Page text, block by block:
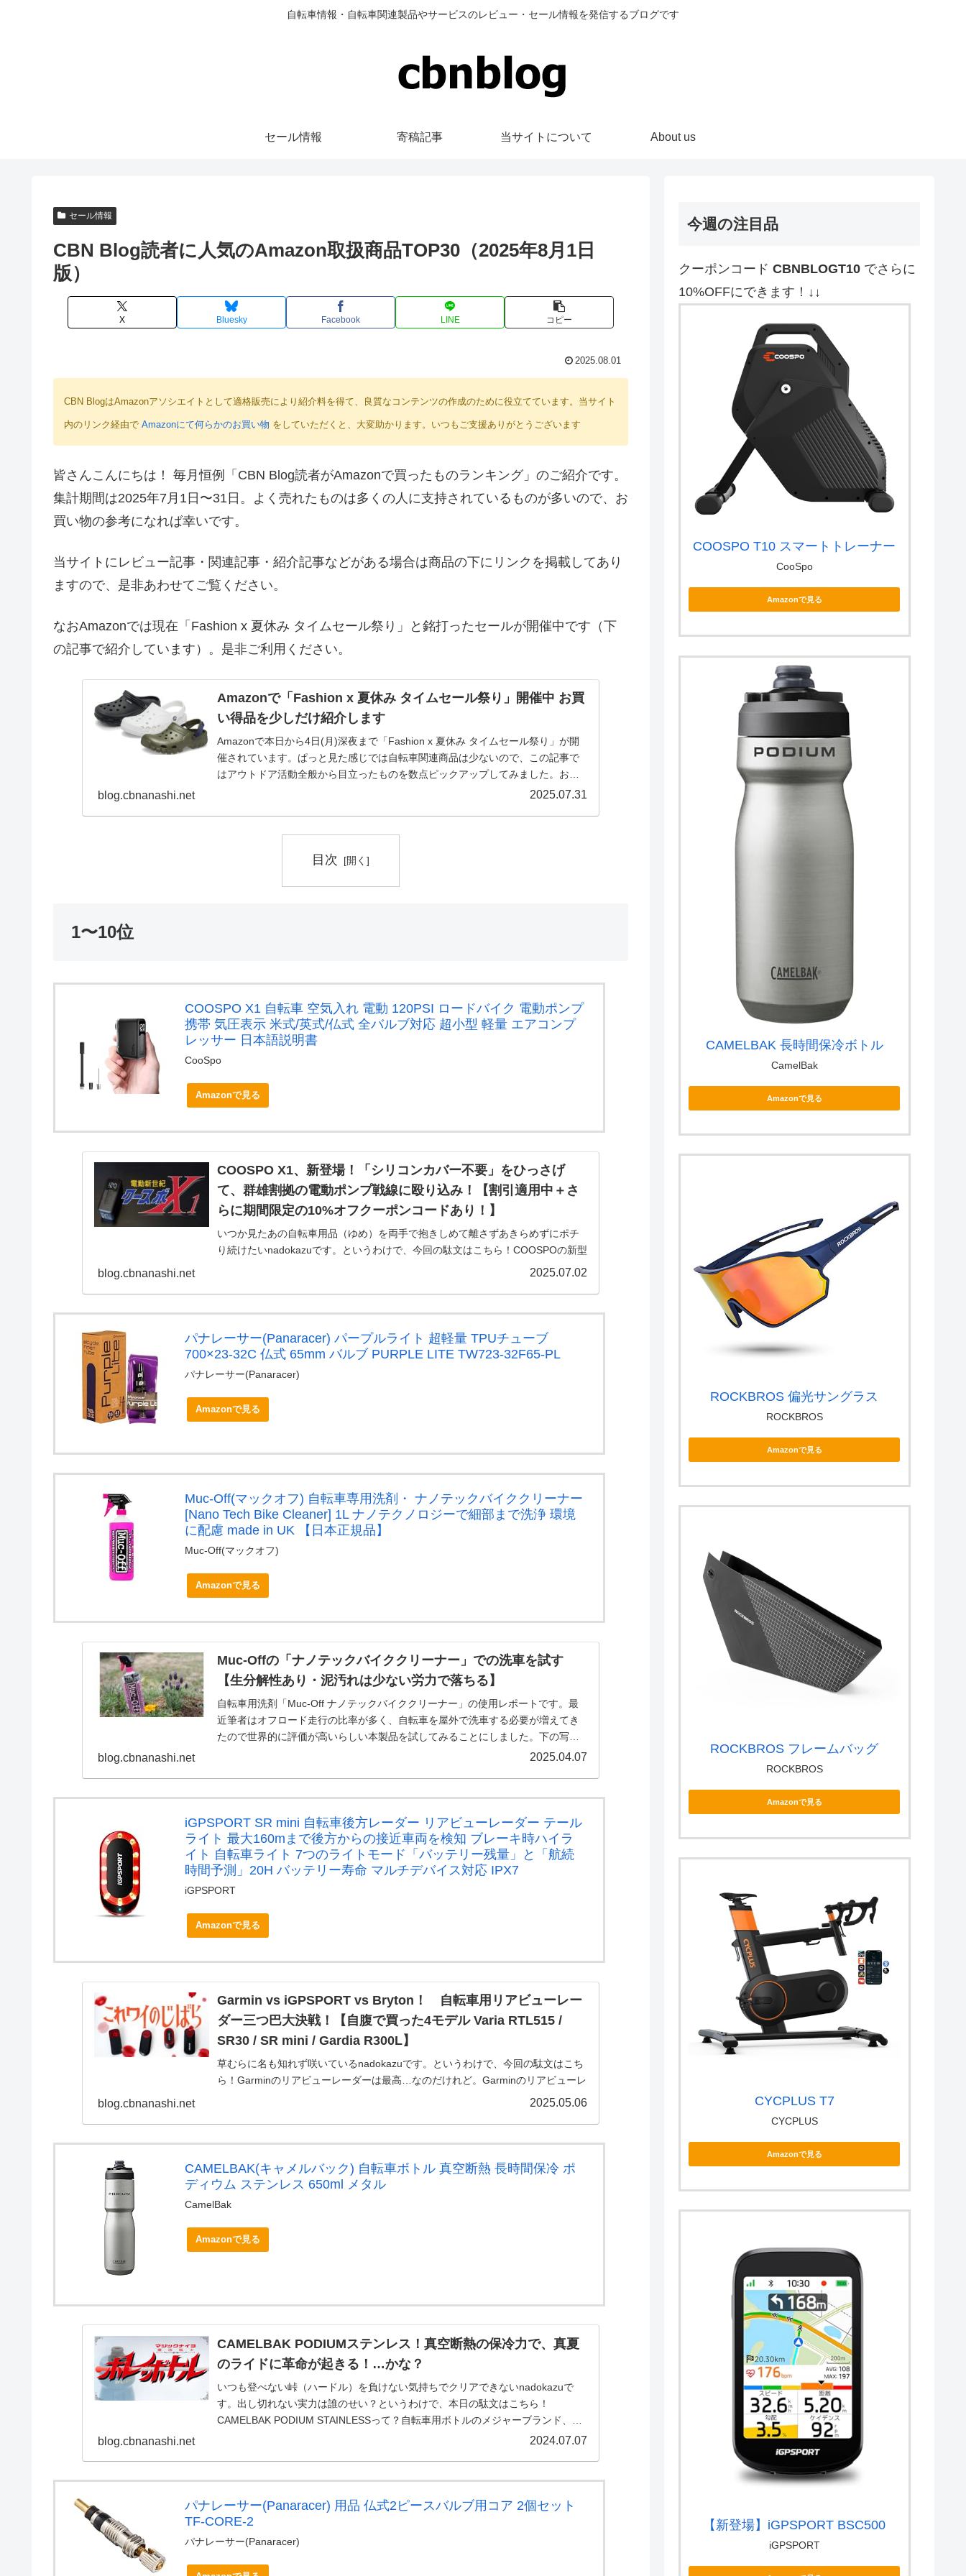
自転車情報・自転車関連製品やサービスのレビュー・セール情報を発信するブログです
セール情報 寄稿記事 当サイトについて About us
セール情報
CBN Blog読者に人気のAmazon取扱商品TOP30（2025年8月1日
版）
X Bluesky Facebook LINE コピー
2025.08.01
CBN BlogはAmazonアソシエイトとして適格販売により紹介料を得て、良質なコンテンツの作成のために役立てています。当サイト
内のリンク経由で Amazonにて何らかのお買い物 をしていただくと、大変助かります。いつもご支援ありがとうございます
皆さんこんにちは！ 毎月恒例「CBN Blog読者がAmazonで買ったものランキング」のご紹介です。
集計期間は2025年7月1日〜31日。よく売れたものは多くの人に支持されているものが多いので、お
買い物の参考になれば幸いです。
当サイトにレビュー記事・関連記事・紹介記事などがある場合は商品の下にリンクを掲載してあり
ますので、是非あわせてご覧ください。
なおAmazonでは現在「Fashion x 夏休み タイムセール祭り」と銘打ったセールが開催中です（下
の記事で紹介しています）。是非ご利用ください。
Amazonで「Fashion x 夏休み タイムセール祭り」開催中 お買
い得品を少しだけ紹介します
Amazonで本日から4日(月)深夜まで「Fashion x 夏休み タイムセール祭り」が開
催されています。ぱっと見た感じでは自転車関連商品は少ないので、この記事で
はアウトドア活動全般から目立ったものを数点ピックアップしてみました。お買
blog.cbnanashi.net 2025.07.31
目次
1〜10位
COOSPO X1 自転車 空気入れ 電動 120PSI ロードバイク 電動ポンプ
携帯 気圧表示 米式/英式/仏式 全バルブ対応 超小型 軽量 エアコンプ
レッサー 日本語説明書
CooSpo
Amazonで見る
COOSPO X1、新登場！「シリコンカバー不要」をひっさげ
て、群雄割拠の電動ポンプ戦線に殴り込み！【割引適用中＋さ
らに期間限定の10%オフクーポンコードあり！】
いつか見たあの自転車用品（ゆめ）を両手で抱きしめて離さずあきらめずにポチ
り続けたいnadokazuです。というわけで、今回の駄文はこちら！COOSPOの新型
電動ポンプ、その名もX1！！サイコンやセンサー、モバイルバッテリー兼用のデ
blog.cbnanashi.net 2025.07.02
パナレーサー(Panaracer) パープルライト 超軽量 TPUチューブ
700×23-32C 仏式 65mm バルブ PURPLE LITE TW723-32F65-PL
パナレーサー(Panaracer)
Amazonで見る
Muc-Off(マックオフ) 自転車専用洗剤・ ナノテックバイククリーナー
[Nano Tech Bike Cleaner] 1L ナノテクノロジーで細部まで洗浄 環境
に配慮 made in UK 【日本正規品】
Muc-Off(マックオフ)
Amazonで見る
Muc-Offの「ナノテックバイククリーナー」での洗車を試す
【生分解性あり・泥汚れは少ない労力で落ちる】
自転車用洗剤「Muc-Off ナノテックバイククリーナー」の使用レポートです。最
近筆者はオフロード走行の比率が多く、自転車を屋外で洗車する必要が増えてき
たので世界的に評価が高いらしい本製品を試してみることにしました。下の写真
blog.cbnanashi.net 2025.04.07
iGPSPORT SR mini 自転車後方レーダー リアビューレーダー テール
ライト 最大160mまで後方からの接近車両を検知 ブレーキ時ハイラ
イト 自転車ライト 7つのライトモード「バッテリー残量」と「航続
時間予測」20H バッテリー寿命 マルチデバイス対応 IPX7
iGPSPORT
Amazonで見る
Garmin vs iGPSPORT vs Bryton！ 自転車用リアビューレー
ダー三つ巴大決戦！【自腹で買った4モデル Varia RTL515 /
SR30 / SR mini / Gardia R300L】
草むらに名も知れず咲いているnadokazuです。というわけで、今回の駄文はこち
ら！Garminのリアビューレーダーは最高…なのだけれど。Garminのリアビューレ
blog.cbnanashi.net 2025.05.06
CAMELBAK(キャメルバック) 自転車ボトル 真空断熱 長時間保冷 ポ
ディウム ステンレス 650ml メタル
CamelBak
Amazonで見る
CAMELBAK PODIUMステンレス！真空断熱の保冷力で、真夏
のライドに革命が起きる！…かな？
いつも登べない峠（ハードル）を負けない気持ちでクリアできないnadokazuで
す。出し切れない実力は誰のせい？というわけで、本日の駄文はこちら！
CAMELBAK PODIUM STAINLESSって？自転車用ボトルのメジャーブランド、
blog.cbnanashi.net 2024.07.07
パナレーサー(Panaracer) 用品 仏式2ピースバルブ用コア 2個セット
TF-CORE-2
パナレーサー(Panaracer)
今週の注目品
クーポンコード CBNBLOGT10 でさらに
10%OFFにできます！↓↓
COOSPO T10 スマートトレーナー
CooSpo
Amazonで見る
CAMELBAK 長時間保冷ボトル
CamelBak
Amazonで見る
ROCKBROS 偏光サングラス
ROCKBROS
Amazonで見る
ROCKBROS フレームバッグ
ROCKBROS
Amazonで見る
CYCPLUS T7
CYCPLUS
Amazonで見る
【新登場】iGPSPORT BSC500
iGPSPORT